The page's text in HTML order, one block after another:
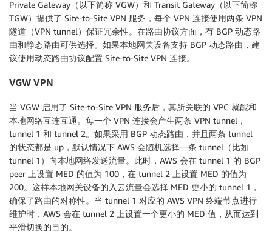
Private Gateway（以下简称 VGW）和 Transit Gateway（以下简称
TGW）提供了 Site-to-Site VPN 服务，每个 VPN 连接使用两条 VPN
隧道（VPN tunnel）保证冗余性。在路由协议方面，有 BGP 动态路
由和静态路由可供选择。如果本地网关设备支持 BGP 动态路由，建
议使用动态路由协议配置 Site-to-Site VPN 连接。
VGW VPN
当 VGW 启用了 Site-to-Site VPN 服务后，其所关联的 VPC 就能和
本地网络互连互通。每一个 VPN 连接会产生两条 VPN tunnel，
tunnel 1 和 tunnel 2。如果采用 BGP 动态路由，并且两条 tunnel
的状态都是 up，默认情况下 AWS 会随机选择一条 tunnel（比如
tunnel 1）向本地网络发送流量。此时，AWS 会在 tunnel 1 的 BGP
peer 上设置 MED 的值为 100，在 tunnel 2 上设置 MED 的值为
200。这样本地网关设备的入云流量会选择 MED 更小的 tunnel 1，
确保了路由的对称性。当 tunnel 1 对应的 AWS VPN 终端节点进行
维护时，AWS 会在 tunnel 2 上设置一个更小的 MED 值，从而达到
平滑切换的目的。